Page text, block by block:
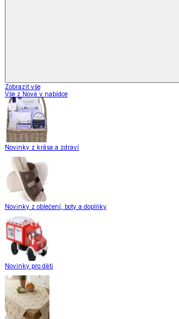
Zobrazit vše
Vše z Nově v nabídce
Novinky z krása a zdraví
Novinky z oblečení, boty a doplňky
Novinky pro děti